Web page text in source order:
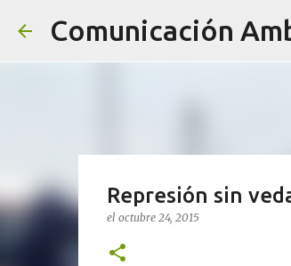
Comunicación
Represión sin
el octubre 24, 2015